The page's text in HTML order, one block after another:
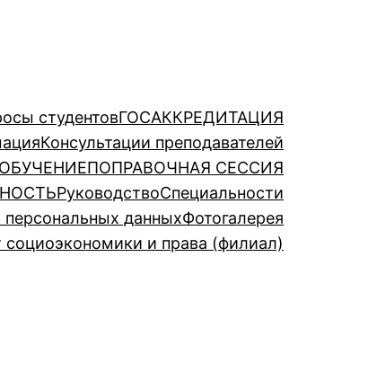
студентовГОСАККРЕДИТАЦИЯ
Консультации преподавателей
ПОПРАВОЧНАЯ СЕССИЯ
РуководствоСпециальности
данныхФотогалерея
социоэкономики и права (филиал)